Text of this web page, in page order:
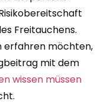
Freitauchens.
erfahren möchten,
mit dem
wissen müssen